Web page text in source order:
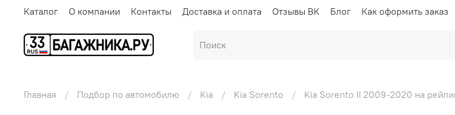
Каталог О компании Контакты Доставка и оплата Отзывы ВК Блог Как оформить заказ
Главная Подбор по автомобилю Kia Kia Sorento Kia Sorento II 2009-2020 на